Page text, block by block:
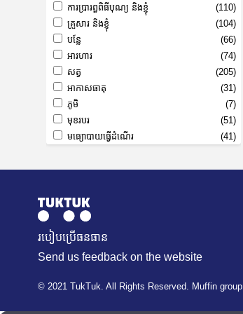
(110)
ការប្រារព្ធពិធីបុណ្យ និងខ្ញុំ
(104)
គ្រួសារ និងខ្ញុំ
(66)
បន្លែ
(74)
អារហារ
(205)
សត្វ
(31)
អាកាសធាតុ
(7)
ភូមិ
(51)
មុខរបរ
(41)
មធ្យោបាយធ្វើដំណើរ
របៀបប្រើធនធាន
Send us feedback on the website
© 2021 TukTuk. All Rights Reserved. Muffin group